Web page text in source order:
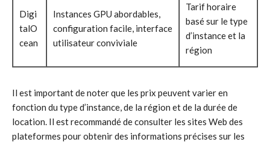
Digi
talO
cean
Instances GPU abordables,
configuration facile, interface
utilisateur conviviale
Tarif horaire
basé sur le type
d’instance et la
région
Il est important de noter que les prix peuvent varier en
fonction du type d’instance, de la région et de la durée de
location. Il est recommandé de consulter les sites Web des
plateformes pour obtenir des informations précises sur les